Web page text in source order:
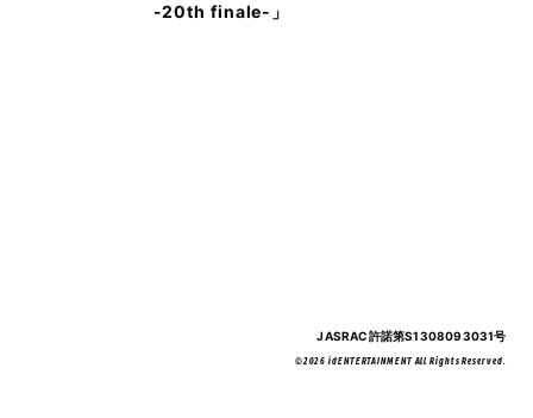
-20th finale-」
JASRAC許諾第S1308093031号
©2026 idENTERTAINMENT All Rights Reserved.